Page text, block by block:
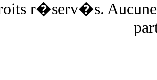
r�serv�s.